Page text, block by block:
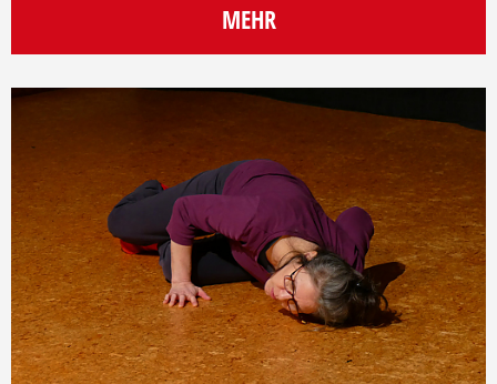
MEHR